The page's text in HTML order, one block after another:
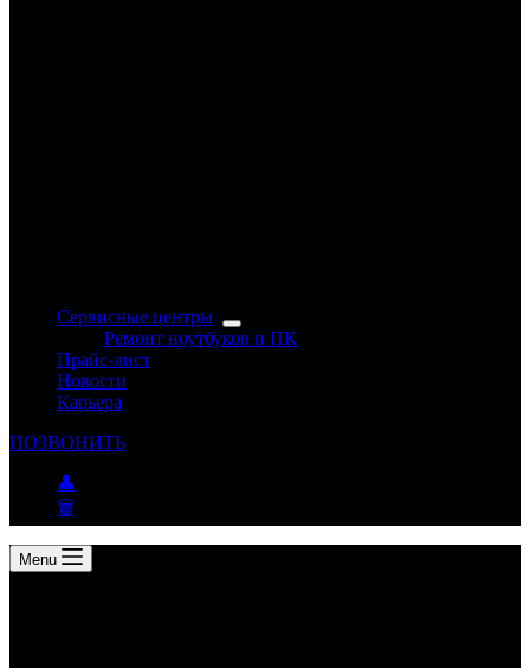
Сервисные центры
Ремонт ноутбуков и ПК
Прайс-лист
Новости
Карьера
ПОЗВОНИТЬ
👤
🗑
Menu